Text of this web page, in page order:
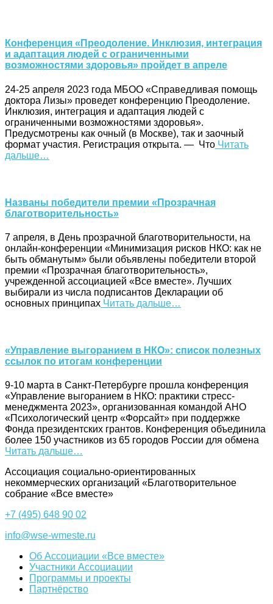
Конференция «Преодоление. Инклюзия, интеграция
и адаптация людей с ограниченными
возможностями здоровья» пройдет в апреле
24-25 апреля 2023 года МБОО «Справедливая помощь
доктора Лизы» проведет конференцию Преодоление.
Инклюзия, интеграция и адаптация людей с
ограниченными возможностями здоровья».
Предусмотрены как очный (в Москве), так и заочный
формат участия. Регистрация открыта. — Что Читать
дальше…
Названы победители премии «Прозрачная
благотворительность»
7 апреля, в День прозрачной благотворительности, на
онлайн-конференции «Минимизация рисков НКО: как не
быть обманутым» были объявлены победители второй
премии «Прозрачная благотворительность»,
учрежденной ассоциацией «Все вместе». Лучших
выбирали из числа подписантов Декларации об
основных принципах Читать дальше…
«Управление выгоранием в НКО»: список полезных
ссылок по итогам конференции
9-10 марта в Санкт-Петербурге прошла конференция
«Управление выгоранием в НКО: практики стресс-
менеджмента 2023», организованная командой АНО
«Психологический центр «Форсайт» при поддержке
Фонда президентских грантов. Конференция объединила
более 150 участников из 65 городов России для обмена
Читать дальше…
Ассоциация cоциально-ориентированных
некоммерческих организаций «Благотворительное
собрание «Все вместе»
+7 (495) 648 90 02
info@wse-wmeste.ru
Об Ассоциации «Все вместе»
Участники Ассоциации
Программы и проекты
Партнёрство